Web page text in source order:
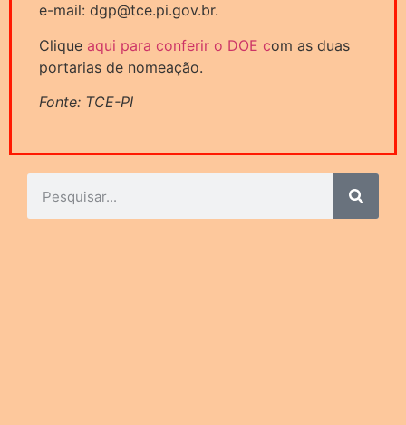
e-mail: dgp@tce.pi.gov.br.
Clique aqui para conferir o DOE com as duas
portarias de nomeação.
Fonte: TCE-PI